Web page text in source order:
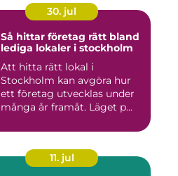
30. jul
Så hittar företag rätt bland
lediga lokaler i stockholm
Att hitta rätt lokal i
Stockholm kan avgöra hur
ett företag utvecklas under
många år framåt. Läget p...
11. jul